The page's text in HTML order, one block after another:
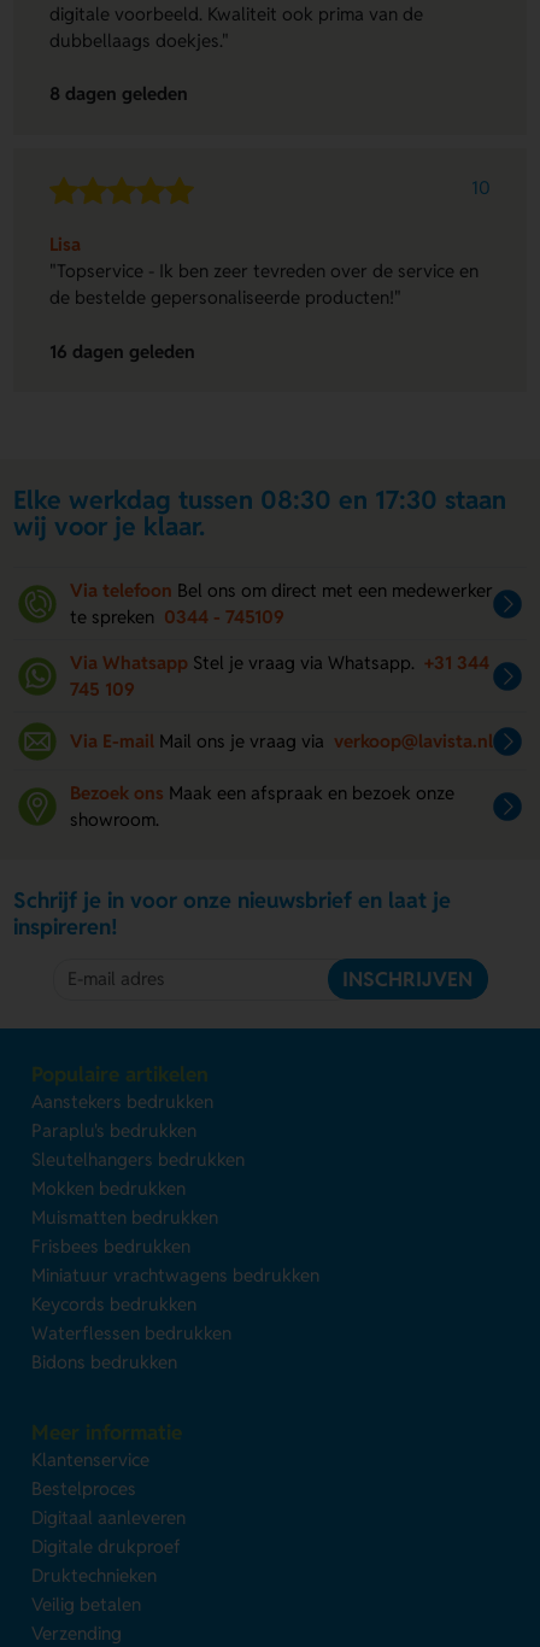
digitale voorbeeld. Kwaliteit ook prima van de
dubbellaags doekjes."
8 dagen geleden
10
Lisa
"Topservice - Ik ben zeer tevreden over de service en
de bestelde gepersonaliseerde producten!"
16 dagen geleden
Elke werkdag tussen 08:30 en 17:30 staan
wij voor je klaar.
Via telefoon Bel ons om direct met een medewerker
te spreken 0344 - 745109
Via Whatsapp Stel je vraag via Whatsapp. +31 344
745 109
Via E-mail Mail ons je vraag via verkoop@lavista.nl
Bezoek ons Maak een afspraak en bezoek onze
showroom.
Schrijf je in voor onze nieuwsbrief en laat je
inspireren!
INSCHRIJVEN
Populaire artikelen
Aanstekers bedrukken
Paraplu's bedrukken
Sleutelhangers bedrukken
Mokken bedrukken
Muismatten bedrukken
Frisbees bedrukken
Miniatuur vrachtwagens bedrukken
Keycords bedrukken
Waterflessen bedrukken
Bidons bedrukken
Meer informatie
Klantenservice
Bestelproces
Digitaal aanleveren
Digitale drukproef
Druktechnieken
Veilig betalen
Verzending